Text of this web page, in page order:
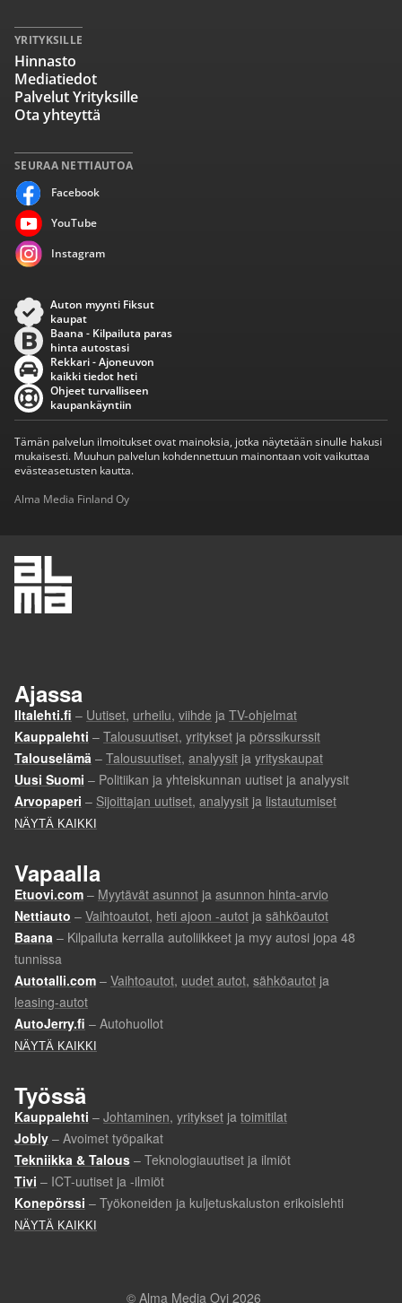
SEURAA NETTIAUTOA
Facebook
YouTube
Instagram
YRITYKSILLE
Hinnasto
Mediatiedot
Palvelut Yrityksille
Ota yhteyttä
Auton myynti Fiksut
kaupat
Baana - Kilpailuta paras
hinta autostasi
Rekkari - Ajoneuvon
kaikki tiedot heti
Ohjeet turvalliseen
kaupankäyntiin
Tämän palvelun ilmoitukset ovat mainoksia, jotka näytetään sinulle hakusi
mukaisesti. Muuhun palvelun kohdennettuun mainontaan voit vaikuttaa
evästeasetusten kautta.
Alma Media Finland Oy